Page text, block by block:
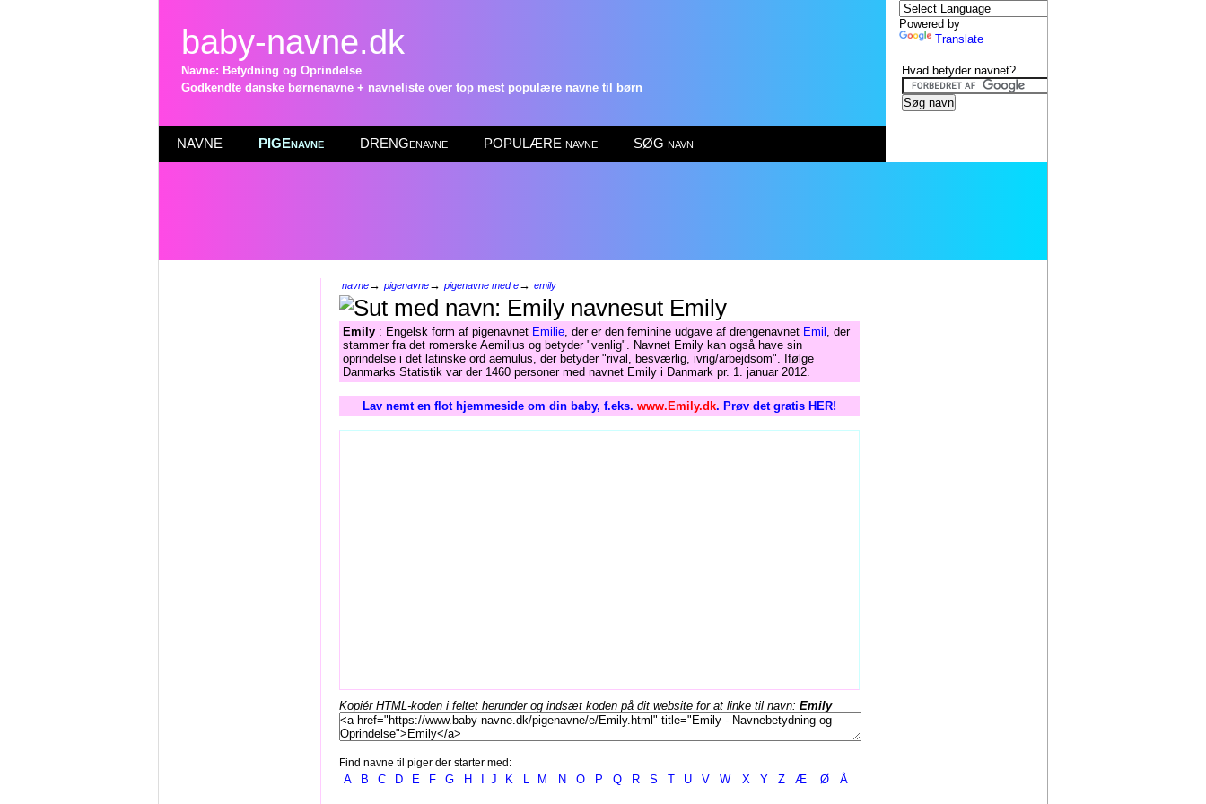
baby-navne.dk
Navne: Betydning og Oprindelse
Godkendte danske børnenavne + navneliste over top mest populære navne til børn
NAVNE PIGEnavne DRENGenavne POPULÆRE navne SØG navn
navne→ pigenavne→ pigenavne med e→ emily
Emily
Emily : Engelsk form af pigenavnet Emilie, der er den feminine udgave af drengenavnet Emil , der
stammer fra det romerske Aemilius og betyder "venlig". Navnet Emily kan også have sin
oprindelse i det latinske ord aemulus, der betyder "rival, besværlig, ivrig/arbejdsom". Ifølge
Danmarks Statistik var der 1460 personer med navnet Emily i Danmark pr. 1. januar 2012.
Lav nemt en flot hjemmeside om din baby, f.eks. www.Emily.dk. Prøv det gratis HER!
Kopiér HTML-koden i feltet herunder og indsæt koden på dit website for at linke til navn: Emily
Find navne til piger der starter med:
A B C D E F G H J K L M N O P Q R S T U V W X Y Z Æ Ø Å
Powered by
Translate
Hvad betyder navnet?